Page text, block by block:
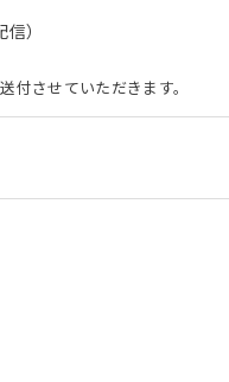
）
させていただきます。